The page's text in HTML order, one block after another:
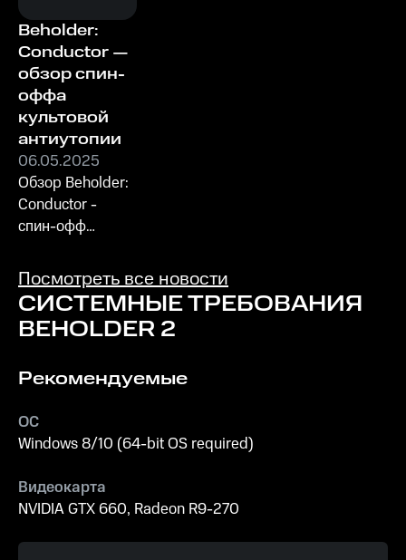
Beholder:
Conductor —
обзор спин-
оффа
культовой
антиутопии
06.05.2025
Обзор Beholder:
Conductor -
спин-офф
антиутопии, где
вы берёте на
себя роль
Проводника,
поездом и
судьбоносные
решения.
Посмотреть все новости
СИСТЕМНЫЕ ТРЕБОВАНИЯ
BEHOLDER 2
Рекомендуемые
ОС
Windows 8/10 (64-bit OS required)
Видеокарта
NVIDIA GTX 660, Radeon R9-270